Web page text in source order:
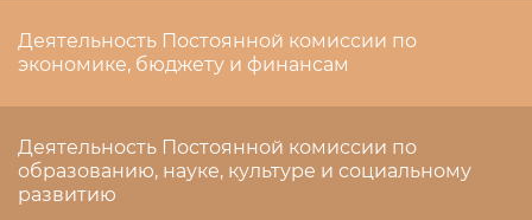
Деятельность Постоянной комиссии по
экономике, бюджету и финансам
Деятельность Постоянной комиссии по
образованию, науке, культуре и социальному
развитию